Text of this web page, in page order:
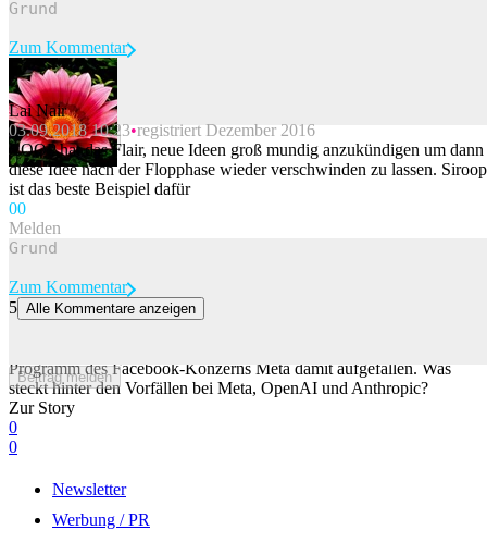
Beitrag melden
Zum Kommentar
Lai Nair
03.09.2018 10:23 registriert Dezember 2016
COOP hat das Flair, neue Ideen groß mundig anzukündigen um dann
diese Idee nach der Flopphase wieder verschwinden zu lassen. Siroop
ist das beste Beispiel dafür
00
Melden
Beitrag melden
Zum Kommentar
5 Alle Kommentare anzeigen
Programm des Facebook-Konzerns Meta damit aufgefallen. Was
steckt hinter den Vorfällen bei Meta, OpenAI und Anthropic?
Zur Story
0
0
Newsletter
Werbung / PR